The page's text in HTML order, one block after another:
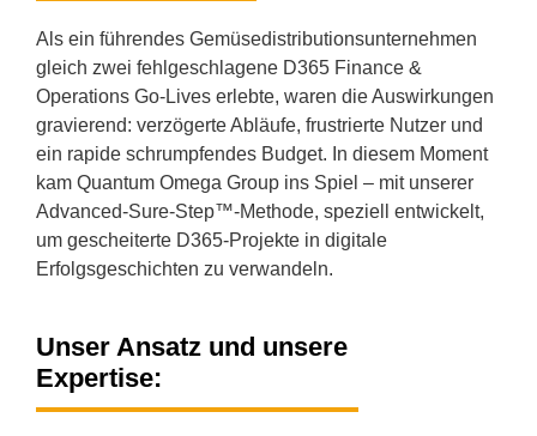
Als ein führendes Gemüsedistributionsunternehmen
gleich zwei fehlgeschlagene D365 Finance &
Operations Go-Lives erlebte, waren die Auswirkungen
gravierend: verzögerte Abläufe, frustrierte Nutzer und
ein rapide schrumpfendes Budget. In diesem Moment
kam Quantum Omega Group ins Spiel – mit unserer
Advanced-Sure-Step™-Methode, speziell entwickelt,
um gescheiterte D365-Projekte in digitale
Erfolgsgeschichten zu verwandeln.
Unser Ansatz und unsere
Expertise: